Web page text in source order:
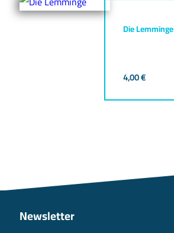
Die Lemminge
4,00€
Newsletter